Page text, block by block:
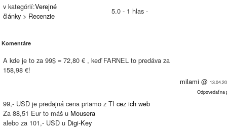
v kategórií:Verejné
články > Recenzie
5.0 - 1 hlas -
Komentáre
A kde je to za 99$ = 72,80 € , keď FARNEL to predáva za
158,98 €!
milami @
Odpovedať na
99,- USD je predajná cena priamo z TI cez ich web
Za 88,51 Eur to máš u Mousera
alebo za 101,- USD u Digi-Key